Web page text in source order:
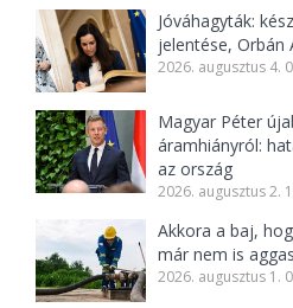
Jóváhagyták:
jelentése, Orbán
2026. augusztus 4.
Magyar Péter
áramhiányról:
az ország
2026. augusztus 2.
Akkora a baj,
már nem is
2026. augusztus 1.